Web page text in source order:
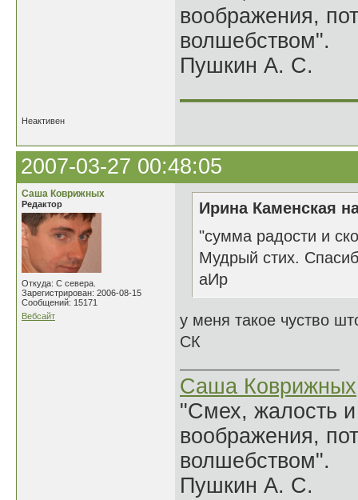
воображения,
волшебством".
Пушкин А. С.
Неактивен
2007-03-27 00:48:05
Саша Коврижных
Редактор
Откуда: С севера.
Зарегистрирован: 2006-08-15
Сообщений: 15171
Вебсайт
Ирина Каменская
"сумма радости и
Мудрый стих.
аИр
у меня такое чуство
СК
Саша Коврижных
"Смех, жалость
воображения,
волшебством".
Пушкин А. С.